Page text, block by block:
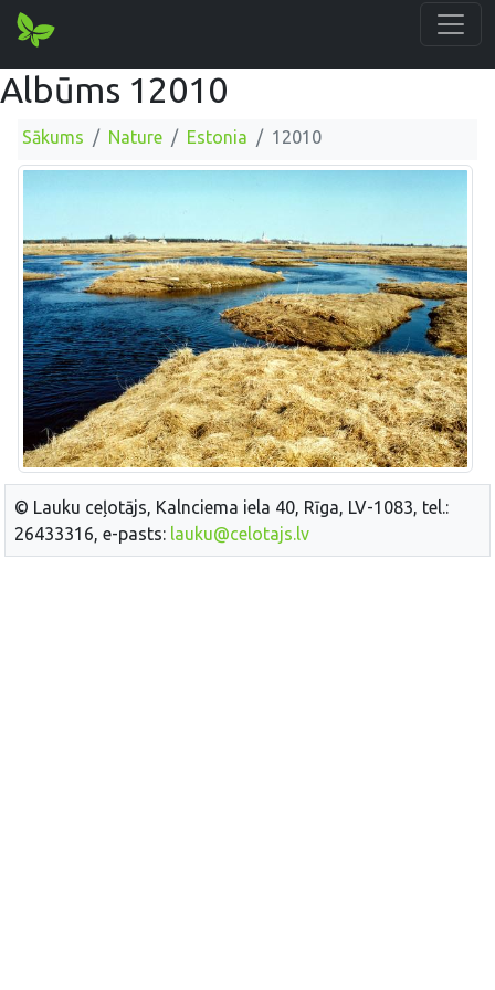
Albūms 12010
Sākums Nature Estonia 12010
© Lauku ceļotājs, Kalnciema iela 40, Rīga, LV-1083, tel.:
26433316, e-pasts: lauku@celotajs.lv